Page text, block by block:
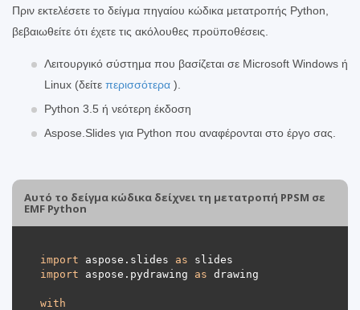
Πριν εκτελέσετε το δείγμα πηγαίου κώδικα μετατροπής Python,
βεβαιωθείτε ότι έχετε τις ακόλουθες προϋποθέσεις.
Λειτουργικό σύστημα που βασίζεται σε Microsoft Windows ή
Linux (δείτε περισσότερα ).
Python 3.5 ή νεότερη έκδοση
Aspose.Slides για Python που αναφέρονται στο έργο σας.
Αυτό το δείγμα κώδικα δείχνει τη μετατροπή PPSM σε
EMF Python
import aspose.slides as
import aspose.pydrawing as
with